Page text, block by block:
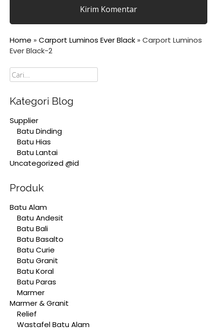
Home » Carport Luminos Ever Black » Carport Luminos
Ever Black-2
Cari
Kategori Blog
Supplier
Batu Dinding
Batu Hias
Batu Lantai
Uncategorized @id
Produk
Batu Alam
Batu Andesit
Batu Bali
Batu Basalto
Batu Curie
Batu Granit
Batu Koral
Batu Paras
Marmer
Marmer & Granit
Relief
Wastafel Batu Alam